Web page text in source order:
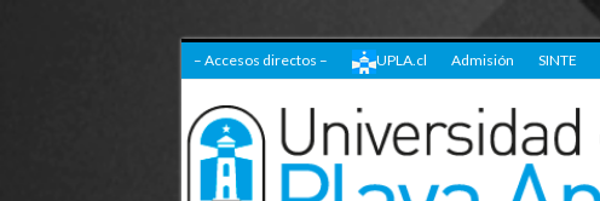
– Accesos directos – UPLA.cl Admisión SINTE